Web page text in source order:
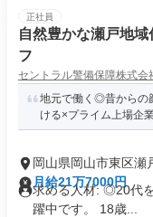
正社員
自然豊かな瀬戸地
フ
セントラル警備保障株式会
地元で働く◎昔からの
ける×プライム上場企
岡山県岡山市東区瀬
月給21万7000円
求める人材: ◎20代
躍中です。 18歳...